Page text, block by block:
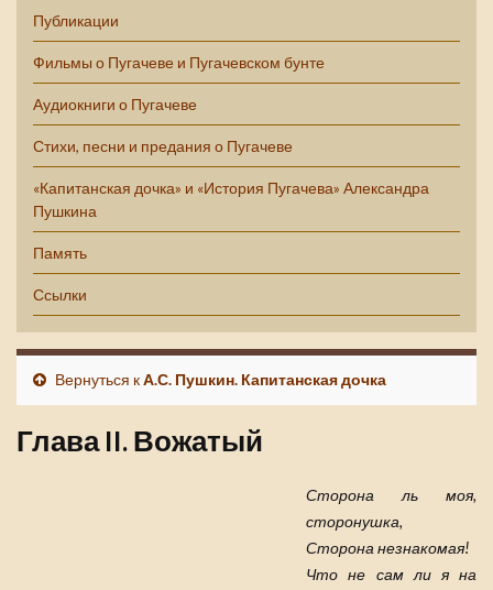
Публикации
Фильмы о Пугачеве и Пугачевском бунте
Аудиокниги о Пугачеве
Стихи, песни и предания о Пугачеве
«Капитанская дочка» и «История Пугачева» Александра
Пушкина
Память
Ссылки
Вернуться кА.С. Пушкин. Капитанская дочка
Глава II. Вожатый
Сторона ль моя,
сторонушка,
Сторона незнакомая!
Что не сам ли я на